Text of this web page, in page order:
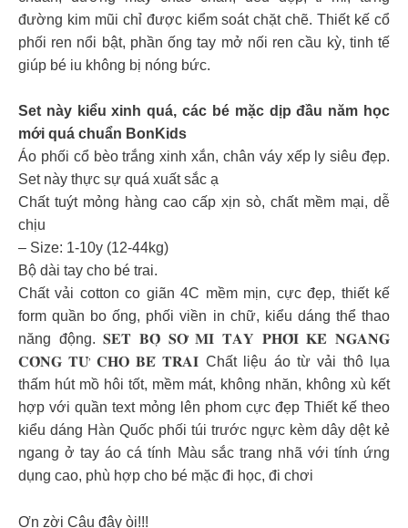
đường kim mũi chỉ được kiểm soát chặt chẽ. Thiết kế cổ
phối ren nổi bật, phần ống tay mở nối ren cầu kỳ, tinh tế
giúp bé iu không bị nóng bức.
Set này kiểu xinh quá, các bé mặc dịp đầu năm học
mới quá chuẩn BonKids
Áo phối cổ bèo trắng xinh xắn, chân váy xếp ly siêu đẹp.
Set này thực sự quá xuất sắc ạ
Chất tuýt mỏng hàng cao cấp xịn sò, chất mềm mại, dễ
chịu
– Size: 1-10y (12-44kg)
Bộ dài tay cho bé trai.
Chất vải cotton co giãn 4C mềm mịn, cực đẹp, thiết kế
form quần bo ống, phối viền in chữ, kiểu dáng thể thao
năng động. 𝐒𝐄𝐓 𝐁𝐎̣̂ 𝐒𝐎̛ 𝐌𝐈 𝐓𝐀𝐘 𝐏𝐇𝐎̂́𝐈 𝐊𝐄̉ 𝐍𝐆𝐀𝐍𝐆
𝐂𝐎̂𝐍𝐆 𝐓𝐔̛̉ 𝐂𝐇𝐎 𝐁𝐄́ 𝐓𝐑𝐀𝐈 Chất liệu áo từ vải thô lụa
thấm hút mồ hôi tốt, mềm mát, không nhăn, không xù kết
hợp với quần text mỏng lên phom cực đẹp Thiết kế theo
kiểu dáng Hàn Quốc phối túi trước ngực kèm dây dệt kẻ
ngang ở tay áo cá tính Màu sắc trang nhã với tính ứng
dụng cao, phù hợp cho bé mặc đi học, đi chơi
Ơn zời Cậu đây òi!!!